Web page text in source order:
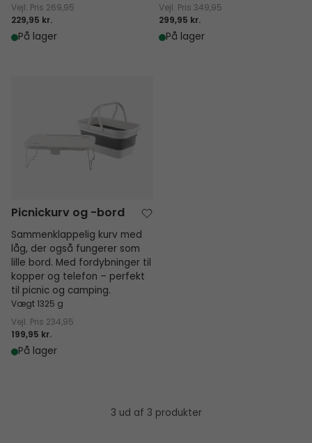
Vejl. Pris 269,95
229,95 kr.
På lager
Vejl. Pris 349,95
299,95 kr.
På lager
Picnickurv og -bord
Sammenklappelig kurv med
låg, der også fungerer som
lille bord. Med fordybninger til
kopper og telefon – perfekt
til picnic og camping.
Vægt 1325 g
Vejl. Pris 234,95
199,95 kr.
På lager
3 ud af 3 produkter